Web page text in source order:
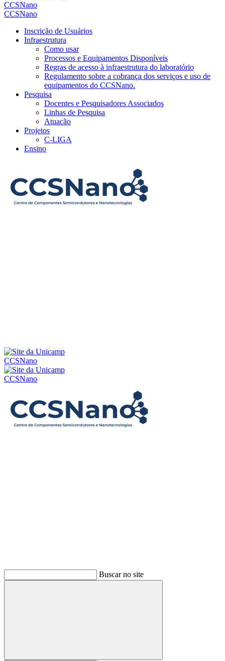
CCSNano
CCSNano
Inscrição de Usuários
Infraestrutura
Como usar
Processos e Equipamentos Disponíveis
Regras de acesso à infraestrutura do laboratório
Regulamento sobre a cobrança dos serviços e uso de
equipamentos do CCSNano.
Pesquisa
Docentes e Pesquisadores Associados
Linhas de Pesquisa
Atuação
Projetos
C-LIGA
Ensino
CCSNano
CCSNano
Buscar no site